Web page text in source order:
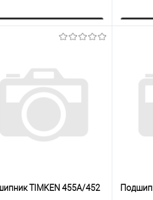
Запросить цену
Купить в 1
сравнению
В избранное
Под заказ
В
TIMKEN 455A/452